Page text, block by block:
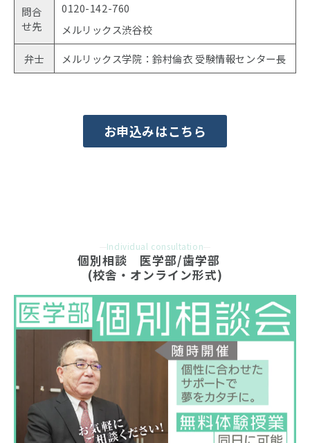
問合
せ先
0120-142-760
メルリックス渋谷校
弁士
メルリックス学院：鈴村倫衣 受験情報センター長
お申込みはこちら
Individual consultation
個別相談　医学部/歯学部
(校舎・オンライン形式)